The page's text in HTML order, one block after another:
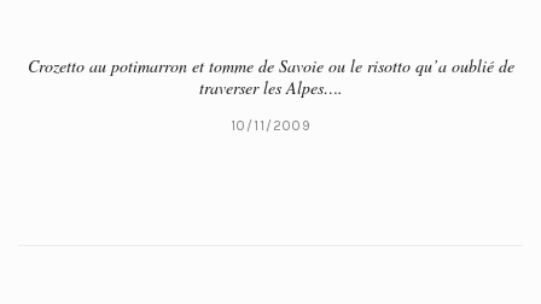
Crozetto au potimarron et tomme de Savoie ou le risotto qu’a oublié de
traverser les Alpes….
10/11/2009